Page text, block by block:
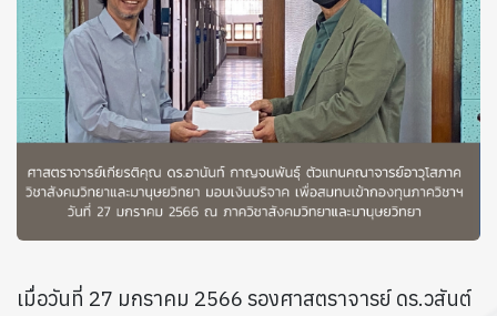
เมื่อวันที่ 27 มกราคม 2566 รองศาสตราจารย์ ดร.วสันต์